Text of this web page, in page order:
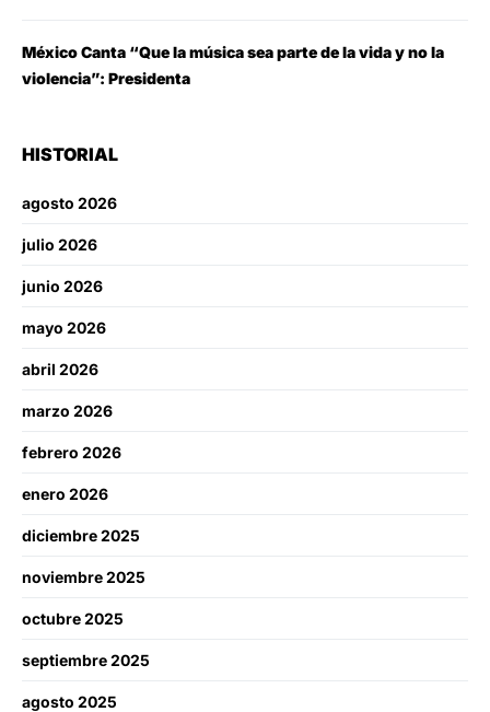
México Canta “Que la música sea parte de la vida y no la
violencia”: Presidenta
HISTORIAL
agosto 2026
julio 2026
junio 2026
mayo 2026
abril 2026
marzo 2026
febrero 2026
enero 2026
diciembre 2025
noviembre 2025
octubre 2025
septiembre 2025
agosto 2025